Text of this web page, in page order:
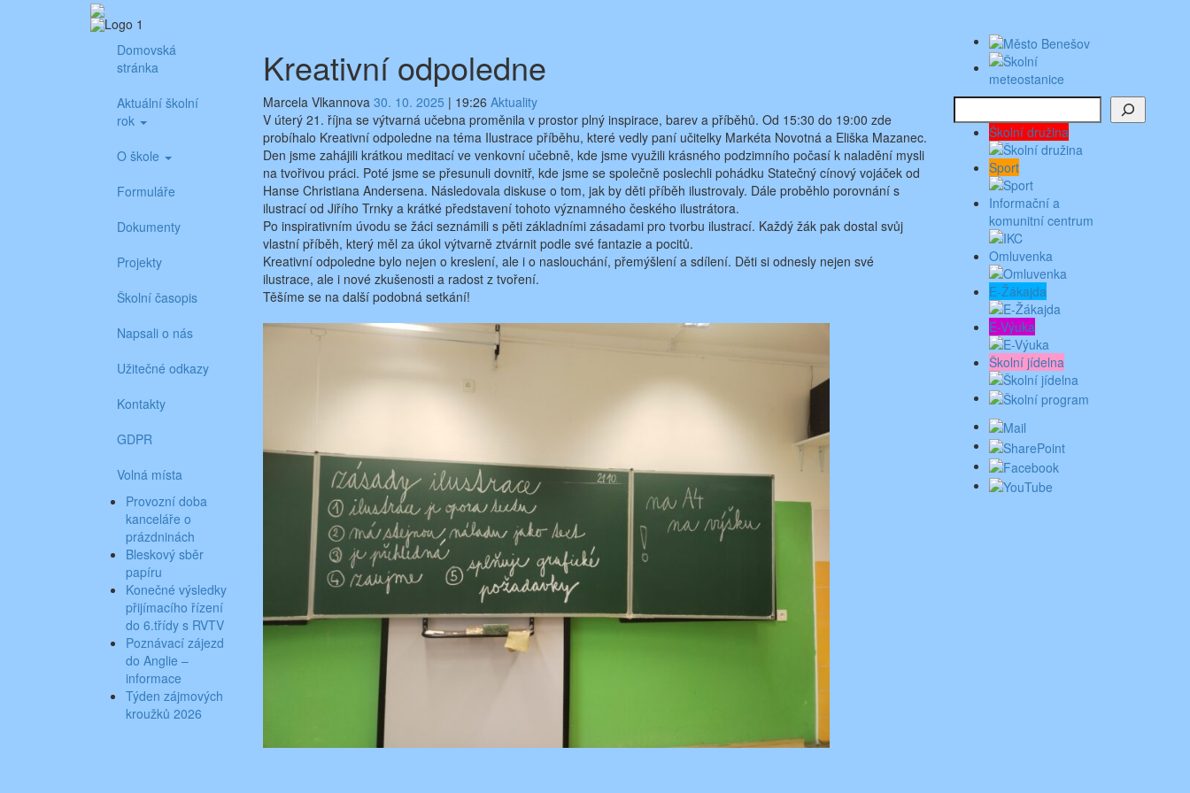
Aktuality ze školy
Základní škola Benešov, Dukelská 1818
Domovská
stránka
Aktuální školní
rok
O škole
Formuláře
Dokumenty
Projekty
Školní časopis
Napsali o nás
Užitečné odkazy
Kontakty
GDPR
Volná místa
Provozní doba
kanceláře o
prázdninách
Bleskový sběr
papíru
Konečné výsledky
přijímacího řízení
do 6.třídy s RVTV
Poznávací zájezd
do Anglie –
informace
Týden zájmových
kroužků 2026
Kreativní odpoledne
Marcela Vlkannova 30. 10. 2025 | 19:26 Aktuality
V úterý 21. října se výtvarná učebna proměnila v prostor plný inspirace, barev a příběhů. Od 15:30 do 19:00 zde
probíhalo Kreativní odpoledne na téma Ilustrace příběhu, které vedly paní učitelky Markéta Novotná a Eliška Mazanec.
Den jsme zahájili krátkou meditací ve venkovní učebně, kde jsme využili krásného podzimního počasí k naladění mysli
na tvořivou práci. Poté jsme se přesunuli dovnitř, kde jsme se společně poslechli pohádku Statečný cínový vojáček od
Hanse Christiana Andersena. Následovala diskuse o tom, jak by děti příběh ilustrovaly. Dále proběhlo porovnání s
ilustrací od Jiřího Trnky a krátké představení tohoto významného českého ilustrátora.
Po inspirativním úvodu se žáci seznámili s pěti základními zásadami pro tvorbu ilustrací. Každý žák pak dostal svůj
vlastní příběh, který měl za úkol výtvarně ztvárnit podle své fantazie a pocitů.
Kreativní odpoledne bylo nejen o kreslení, ale i o naslouchání, přemýšlení a sdílení. Děti si odnesly nejen své
ilustrace, ale i nové zkušenosti a radost z tvoření.
Těšíme se na další podobná setkání!
Hledat
Školní družina
Sport
Informační a
komunitní centrum
Omluvenka
E-Žákajda
E-Výuka
Školní jídelna